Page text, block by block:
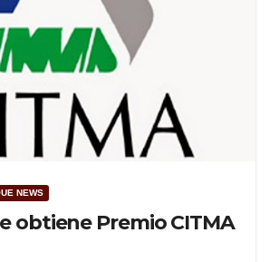
NEWS
obtiene Premio CITMA